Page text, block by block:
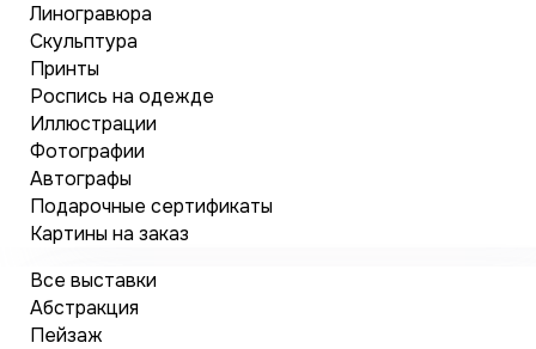
Линогравюра
Скульптура
Принты
Роспись на одежде
Иллюстрации
Фотографии
Автографы
Подарочные сертификаты
Картины на заказ
Все выставки
Абстракция
Пейзаж